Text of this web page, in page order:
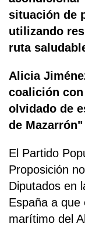
situación de
utilizando
ruta
Alicia
coalición
olvidado de
de Mazarrón"
El Partido
Proposición
Diputados en
España a que
marítimo del